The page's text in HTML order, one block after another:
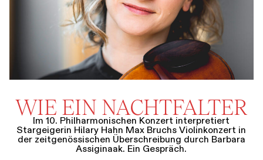
WIE EIN NACHTFALTER
Im 10. Philharmonischen Konzert interpretiert
Stargeigerin Hilary Hahn Max Bruchs Violinkonzert in
der zeitgenössischen Überschreibung durch Barbara
Assiginaak. Ein Gespräch.